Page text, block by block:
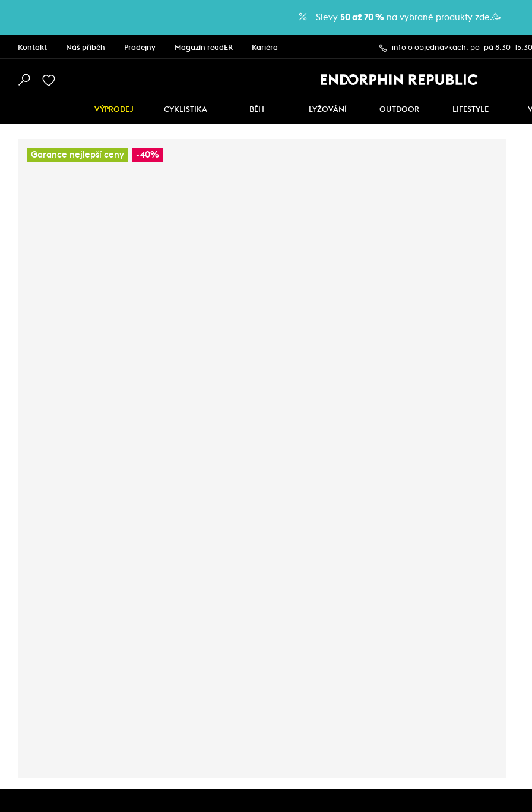
Slevy 50 až 70 % na vybrané produkty zde.🥳
Kontakt Náš příběh Prodejny Magazín readER Kariéra info o objednávkách: po–pá 8:30–15:30
VÝPRODEJ CYKLISTIKA BĚH LYŽOVÁNÍ OUTDOOR LIFESTYLE
Garance nejlepší ceny -40%